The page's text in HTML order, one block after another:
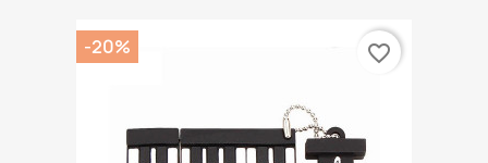
-20% favorite_border